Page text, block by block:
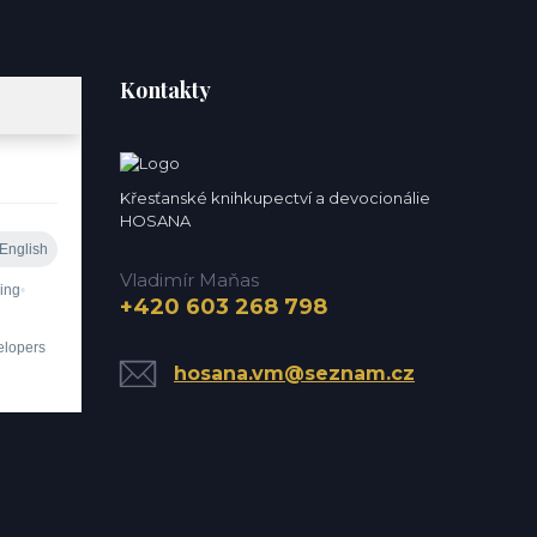
Kontakty
Křesťanské knihkupectví a devocionálie
HOSANA
Vladimír Maňas
+420 603 268 798
hosana.vm@seznam.cz